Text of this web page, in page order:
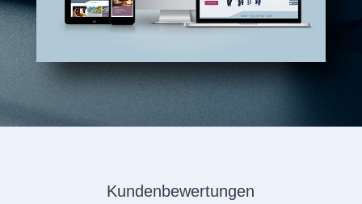
Kundenbewertungen